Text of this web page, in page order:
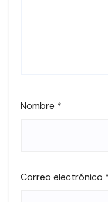
Nombre *
Correo electrónico